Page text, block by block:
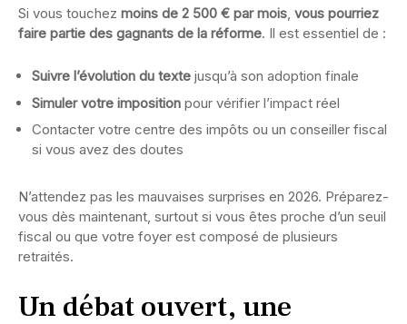
Si vous touchez moins de 2 500 € par mois, vous pourriez
faire partie des gagnants de la réforme. Il est essentiel de :
Suivre l’évolution du texte jusqu’à son adoption finale
Simuler votre imposition pour vérifier l’impact réel
Contacter votre centre des impôts ou un conseiller fiscal
si vous avez des doutes
N’attendez pas les mauvaises surprises en 2026. Préparez-
vous dès maintenant, surtout si vous êtes proche d’un seuil
fiscal ou que votre foyer est composé de plusieurs
retraités.
Un débat ouvert, une